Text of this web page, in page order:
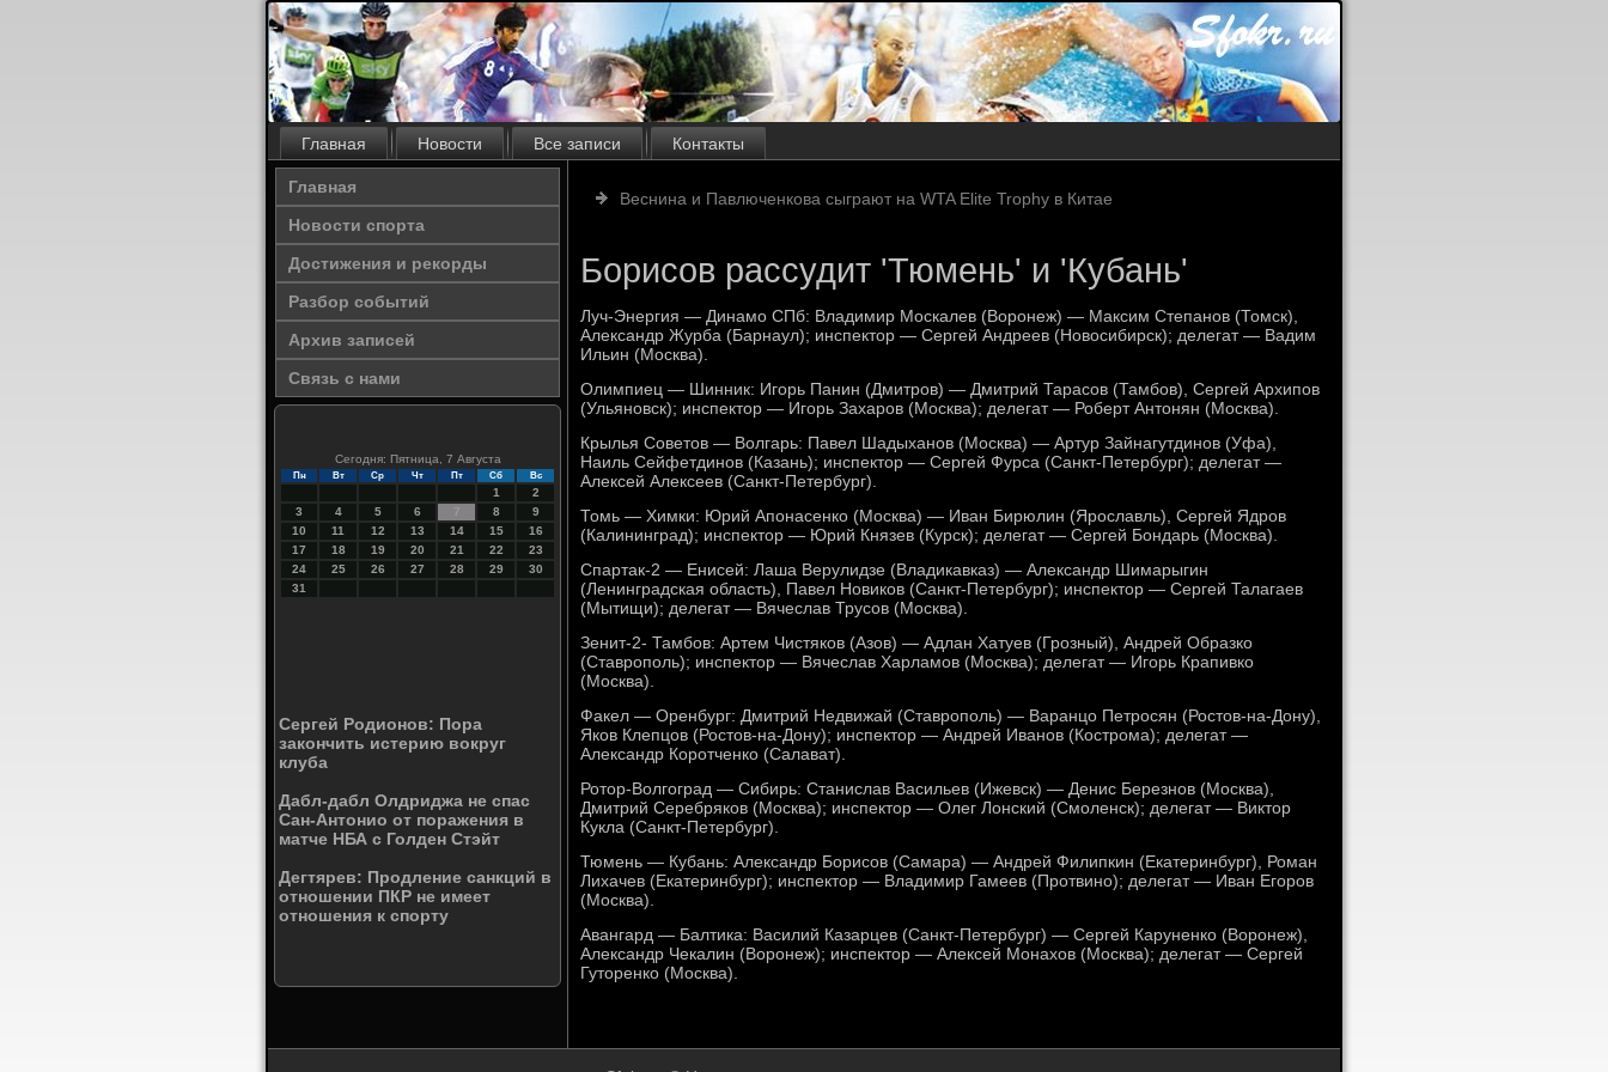
Главная Новости Все записи Контакты
Главная
Новости спорта
Достижения и рекорды
Разбор событий
Архив записей
Связь с нами
Сегодня: Пятница, 7 Августа
Пн Вт Ср Чт Пт Сб Вс
1
2
3
4 5 6 7 8
9
10
11 12 13 14 15
16
17
18 19 20 21 22
23
24
25 26 27 28 29
30
31
Сергей Родионов: Пора
закончить истерию вокруг
клуба
Дабл-дабл Олдриджа не спас
Сан-Антонио от поражения в
матче НБА с Голден Стэйт
Дегтярев: Продление санкций в
отношении ПКР не имеет
отношения к спорту
Веснина и Павлюченкова сыграют на WTA Elite Trophy в Китае
Борисов рассудит 'Тюмень' и 'Кубань'
Луч-Энергия — Динамо СПб: Владимир Москалев (Воронеж) — Максим Степанов (Томск),
Александр Журба (Барнаул); инспектор — Сергей Андреев (Новосибирск); делегат — Вадим
Ильин (Москва).
Олимпиец — Шинник: Игорь Панин (Дмитров) — Дмитрий Тарасов (Тамбов), Сергей Архипов
(Ульяновск); инспектор — Игорь Захаров (Москва); делегат — Роберт Антонян (Москва).
Крылья Советов — Волгарь: Павел Шадыханов (Москва) — Артур Зайнагутдинов (Уфа),
Наиль Сейфетдинов (Казань); инспектор — Сергей Фурса (Санкт-Петербург); делегат —
Алексей Алексеев (Санкт-Петербург).
Томь — Химки: Юрий Апонасенко (Москва) — Иван Бирюлин (Ярославль), Сергей Ядров
(Калининград); инспектор — Юрий Князев (Курск); делегат — Сергей Бондарь (Москва).
Спартак-2 — Енисей: Лаша Верулидзе (Владикавказ) — Александр Шимарыгин
(Ленинградская область), Павел Новиков (Санкт-Петербург); инспектор — Сергей Талагаев
(Мытищи); делегат — Вячеслав Трусов (Москва).
Зенит-2- Тамбов: Артем Чистяков (Азов) — Адлан Хатуев (Грозный), Андрей Образко
(Ставрополь); инспектор — Вячеслав Харламов (Москва); делегат — Игорь Крапивко
(Москва).
Факел — Оренбург: Дмитрий Недвижай (Ставрополь) — Варанцо Петросян (Ростов-на-Дону),
Яков Клепцов (Ростов-на-Дону); инспектор — Андрей Иванов (Кострома); делегат —
Александр Коротченко (Салават).
Ротор-Волгоград — Сибирь: Станислав Васильев (Ижевск) — Денис Березнов (Москва),
Дмитрий Серебряков (Москва); инспектор — Олег Лонский (Смоленск); делегат — Виктор
Кукла (Санкт-Петербург).
Тюмень — Кубань: Александр Борисов (Самара) — Андрей Филипкин (Екатеринбург), Роман
Лихачев (Екатеринбург); инспектор — Владимир Гамеев (Протвино); делегат — Иван Егоров
(Москва).
Авангард — Балтика: Василий Казарцев (Санкт-Петербург) — Сергей Каруненко (Воронеж),
Александр Чекалин (Воронеж); инспектор — Алексей Монахов (Москва); делегат — Сергей
Гуторенко (Москва).